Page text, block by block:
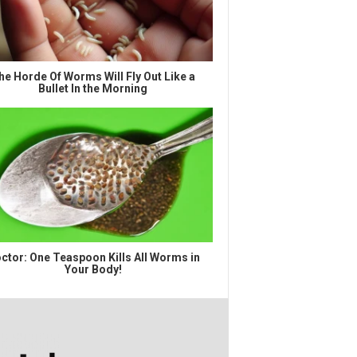
Horde Of Worms Will Fly Out Like a
Bullet In the Morning
One Teaspoon Kills All Worms in
Your Body!